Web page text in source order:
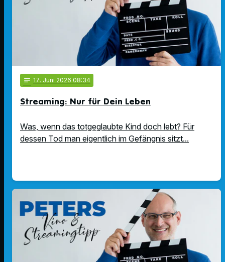
notes 17. Juni 2026 08:34
Streaming: Nur für Dein Leben
Was, wenn das totgeglaubte Kind doch lebt? Für
dessen Tod man eigentlich im Gefängnis sitzt...